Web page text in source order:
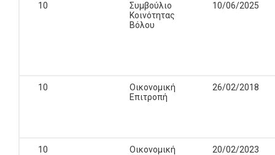
10
Συμβούλιο
Κοινότητας
Βόλου
10/06/2025
10
Οικονομική
Επιτροπή
26/02/2018
10
Οικονομική
20/02/2023